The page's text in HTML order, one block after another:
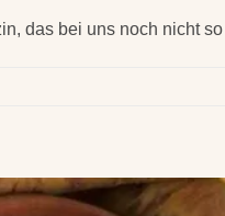
das bei uns noch nicht